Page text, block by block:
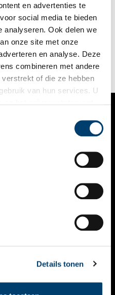
en advertenties te
social media te bieden
analyseren. Ook delen we
onze site met onze
en analyse. Deze
combineren met andere
of die ze hebben
van hun services. U
Details tonen
resteren weinig
achttiende-eeuwse
en de voormalige
eeuwse buiten is
een schilderij. Het gebruik
Bloemendaalse bos,